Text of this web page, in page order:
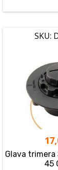
SKU:
Glava trimera
45